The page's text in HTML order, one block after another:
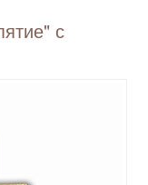
с